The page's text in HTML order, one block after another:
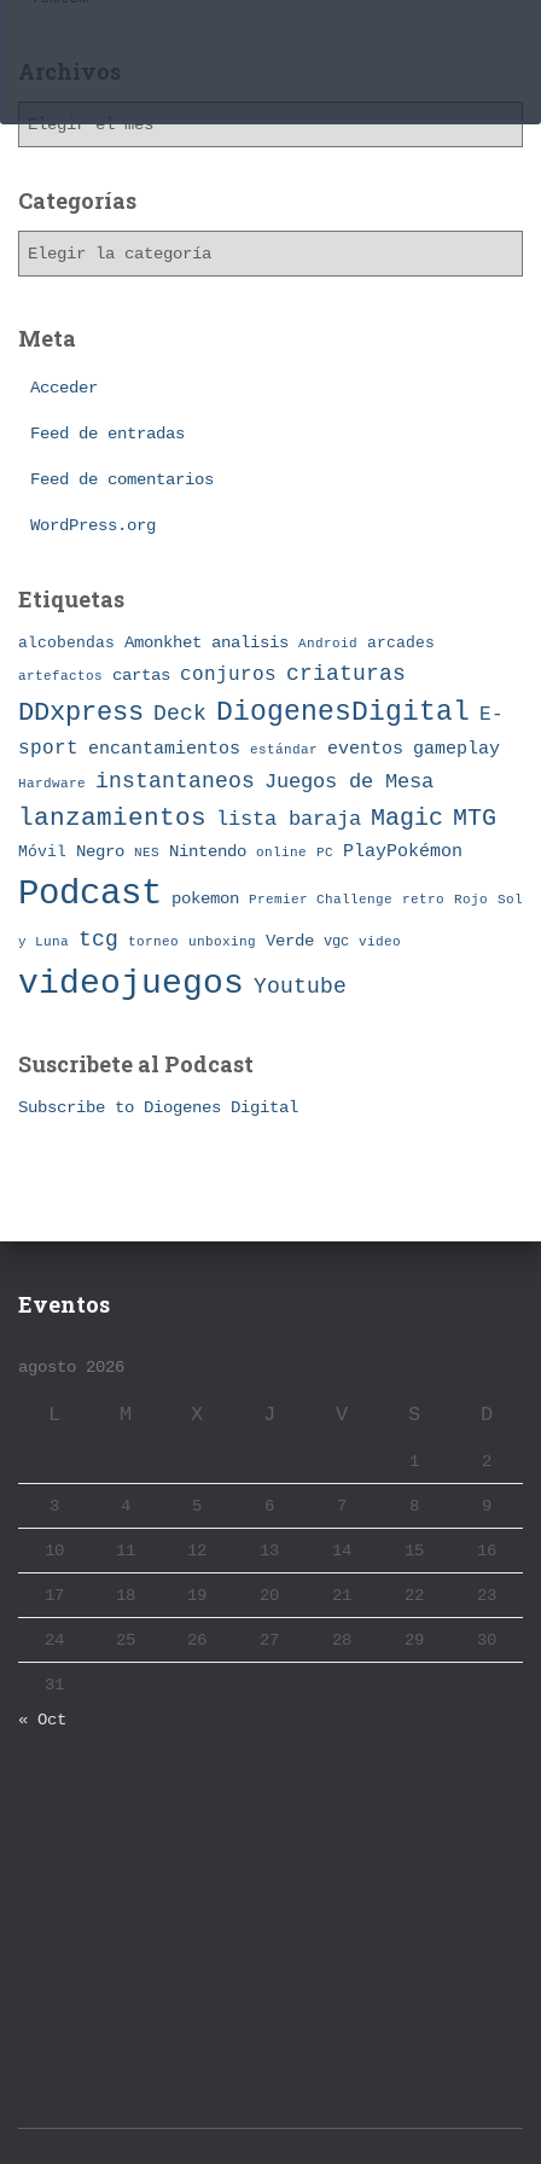
Archivos
h
o
Categorías
g
Meta
Acceder
Feed de entradas
Feed de comentarios
WordPress.org
Etiquetas
alcobendas Amonkhet analisis Android arcades
artefactos cartas conjuros criaturas
DDxpress Deck DiogenesDigital E-
sport
encantamientos estándar eventos gameplay
Hardware instantaneos Juegos de Mesa
lanzamientos lista baraja Magic MTG
Móvil Negro NES Nintendo online PC PlayPokémon
Podcast pokemon Premier Challenge retro Rojo Sol
y Luna tcg torneo unboxing Verde vgc video
videojuegos Youtube
Suscribete al Podcast
Subscribe to Diogenes Digital
Eventos
agosto 2026
L M X J V S D
1 2
3 4 5 6 7 8 9
10 11 12 13 14 15 16
17 18 19 20 21 22 23
24 25 26 27 28 29 30
31
« Oct